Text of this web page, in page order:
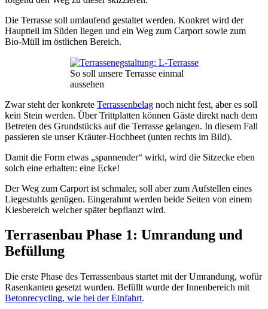
Die Terrasse soll umlaufend gestaltet werden. Konkret wird der
Hauptteil im Süden liegen und ein Weg zum Carport sowie zum
Bio-Müll im östlichen Bereich.
So soll unsere Terrasse einmal
aussehen
Zwar steht der konkrete Terrassenbelag noch nicht fest, aber es soll
kein Stein werden. Über Trittplatten können Gäste direkt nach dem
Betreten des Grundstücks auf die Terrasse gelangen. In diesem Fall
passieren sie unser Kräuter-Hochbeet (unten rechts im Bild).
Damit die Form etwas „spannender“ wirkt, wird die Sitzecke eben
solch eine erhalten: eine Ecke!
Der Weg zum Carport ist schmaler, soll aber zum Aufstellen eines
Liegestuhls genügen. Eingerahmt werden beide Seiten von einem
Kiesbereich welcher später bepflanzt wird.
Terrasenbau Phase 1: Umrandung und
Befüllung
Die erste Phase des Terrassenbaus startet mit der Umrandung, wofür
Rasenkanten gesetzt wurden. Befüllt wurde der Innenbereich mit
Betonrecycling, wie bei der Einfahrt.